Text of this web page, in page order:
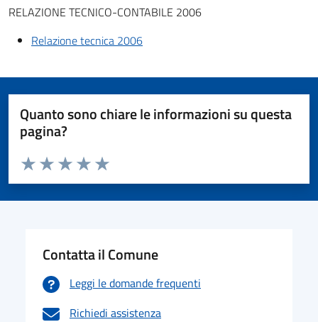
RELAZIONE TECNICO-CONTABILE 2006
Relazione tecnica 2006
Quanto sono chiare le informazioni su questa
pagina?
Valuta da 1 a 5 stelle la pagina
Valuta 5 stelle su 5
Valuta 4 stelle su 5
Valuta 3 stelle su 5
Valuta 2 stelle su 5
Valuta 1 stelle su 5
Contatta il Comune
Leggi le domande frequenti
Richiedi assistenza